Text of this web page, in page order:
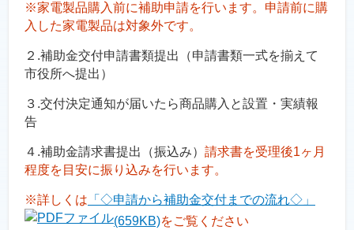
※家電製品購入前に補助申請を行います。申請前に購
入した家電製品は対象外です。
２.補助金交付申請書類提出（申請書類一式を揃えて
市役所へ提出）
３.交付決定通知が届いたら商品購入と設置・実績報
告
４.補助金請求書提出（振込み） 請求書を受理後1ヶ月
程度を目安に振り込みを行います。
※詳しくは 「◇申請から補助金交付までの流れ◇」
(659KB)をご覧ください